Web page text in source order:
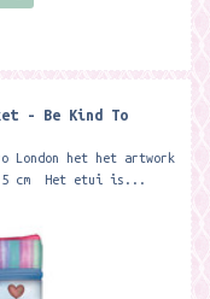
- Be Kind To
London het het artwork
cm Het etui is...